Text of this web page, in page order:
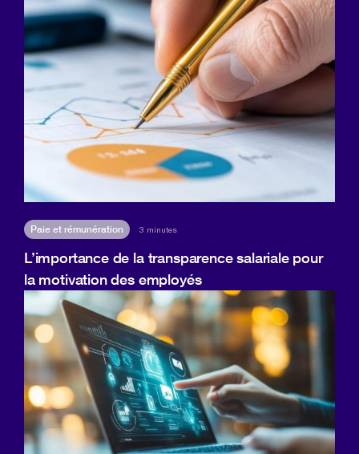
Paie et rémunération 3 minutes
L’importance de la transparence salariale pour
la motivation des employés